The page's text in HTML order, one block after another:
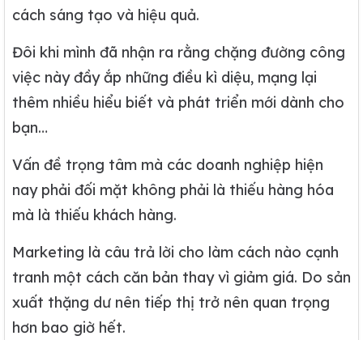
cách sáng tạo và hiệu quả.
Đôi khi mình đã nhận ra rằng chặng đường công
việc này đầy ắp những điều kì diệu, mạng lại
thêm nhiều hiểu biết và phát triển mới dành cho
bạn…
Vấn đề trọng tâm mà các doanh nghiệp hiện
nay phải đối mặt không phải là thiếu hàng hóa
mà là thiếu khách hàng.
Marketing là câu trả lời cho làm cách nào cạnh
tranh một cách căn bản thay vì giảm giá. Do sản
xuất thặng dư nên tiếp thị trở nên quan trọng
hơn bao giờ hết.